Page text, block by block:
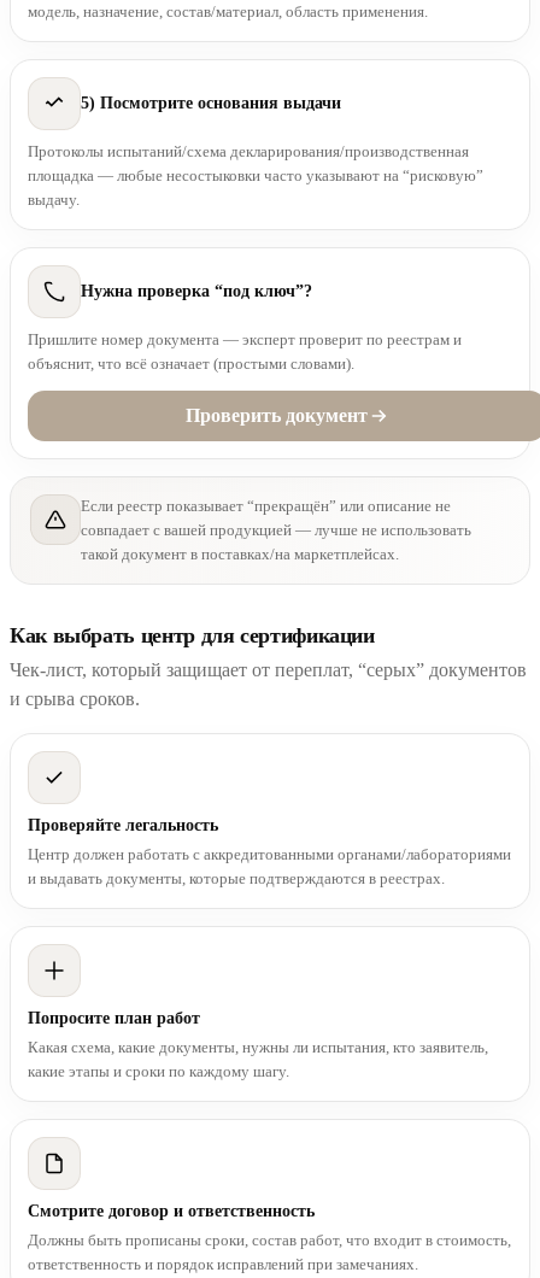
модель, назначение, состав/материал, область применения.
5) Посмотрите основания выдачи
Протоколы испытаний/схема декларирования/производственная
площадка — любые несостыковки часто указывают на “рисковую”
выдачу.
Нужна проверка “под ключ”?
Пришлите номер документа — эксперт проверит по реестрам и
объяснит, что всё означает (простыми словами).
Проверить документ
Если реестр показывает “прекращён” или описание не
совпадает с вашей продукцией — лучше не использовать
такой документ в поставках/на маркетплейсах.
Как выбрать центр для сертификации
Чек-лист, который защищает от переплат, “серых” документов
и срыва сроков.
Проверяйте легальность
Центр должен работать с аккредитованными органами/лабораториями
и выдавать документы, которые подтверждаются в реестрах.
Попросите план работ
Какая схема, какие документы, нужны ли испытания, кто заявитель,
какие этапы и сроки по каждому шагу.
Смотрите договор и ответственность
Должны быть прописаны сроки, состав работ, что входит в стоимость,
ответственность и порядок исправлений при замечаниях.